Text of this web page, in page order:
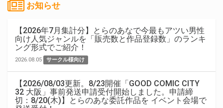
お知らせ
【2026年7月集計分】とらのあなで今最もアツい男性
向け人気ジャンルを「販売数と作品登録数」のランキ
ング形式でご紹介！
2026.08.05 サークル様向け
【2026/08/03更新。8/23開催「GOOD COMIC CITY
32 大阪」事前発送申請受付開始しました。申請締
切：8/20(木)】とらのあな委託作品を イベント会場で